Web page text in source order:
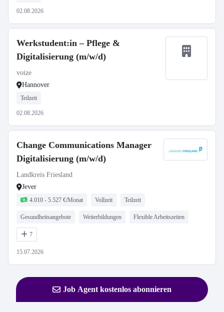
02.08.2026
Werkstudent:in – Pflege &
Digitalisierung (m/w/d)
voize
Hannover
Teilzeit
02.08.2026
Change Communications Manager
Digitalisierung (m/w/d)
Landkreis Friesland
Jever
4.010 - 5.527 €/Monat Vollzeit Teilzeit
Gesundheitsangebote Weiterbildungen Flexible Arbeitszeiten
7
15.07.2026
Job Agent kostenlos abonnieren